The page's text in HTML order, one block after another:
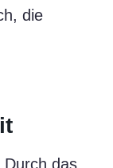
die
Durch das